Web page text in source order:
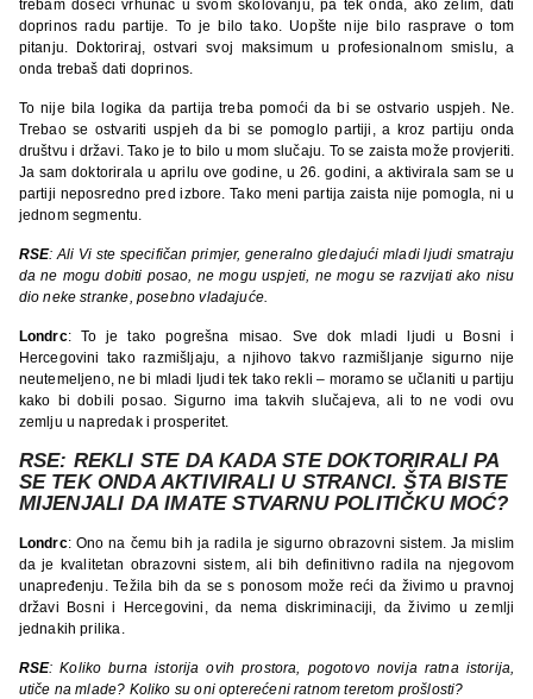
trebam doseći vrhunac u svom školovanju, pa tek onda, ako želim, dati
doprinos radu partije. To je bilo tako. Uopšte nije bilo rasprave o tom
pitanju. Doktoriraj, ostvari svoj maksimum u profesionalnom smislu, a
onda trebaš dati doprinos.
To nije bila logika da partija treba pomoći da bi se ostvario uspjeh. Ne.
Trebao se ostvariti uspjeh da bi se pomoglo partiji, a kroz partiju onda
društvu i državi. Tako je to bilo u mom slučaju. To se zaista može provjeriti.
Ja sam doktorirala u aprilu ove godine, u 26. godini, a aktivirala sam se u
partiji neposredno pred izbore. Tako meni partija zaista nije pomogla, ni u
jednom segmentu.
RSE: Ali Vi ste specifičan primjer, generalno gledajući mladi ljudi smatraju
da ne mogu dobiti posao, ne mogu uspjeti, ne mogu se razvijati ako nisu
dio neke stranke, posebno vladajuće.
Londrc: To je tako pogrešna misao. Sve dok mladi ljudi u Bosni i
Hercegovini tako razmišljaju, a njihovo takvo razmišljanje sigurno nije
neutemeljeno, ne bi mladi ljudi tek tako rekli – moramo se učlaniti u partiju
kako bi dobili posao. Sigurno ima takvih slučajeva, ali to ne vodi ovu
zemlju u napredak i prosperitet.
RSE: REKLI STE DA KADA STE DOKTORIRALI PA
SE TEK ONDA AKTIVIRALI U STRANCI. ŠTA BISTE
MIJENJALI DA IMATE STVARNU POLITIČKU MOĆ?
Londrc: Ono na čemu bih ja radila je sigurno obrazovni sistem. Ja mislim
da je kvalitetan obrazovni sistem, ali bih definitivno radila na njegovom
unapređenju. Težila bih da se s ponosom može reći da živimo u pravnoj
državi Bosni i Hercegovini, da nema diskriminaciji, da živimo u zemlji
jednakih prilika.
RSE: Koliko burna istorija ovih prostora, pogotovo novija ratna istorija,
utiče na mlade? Koliko su oni opterećeni ratnom teretom prošlosti?